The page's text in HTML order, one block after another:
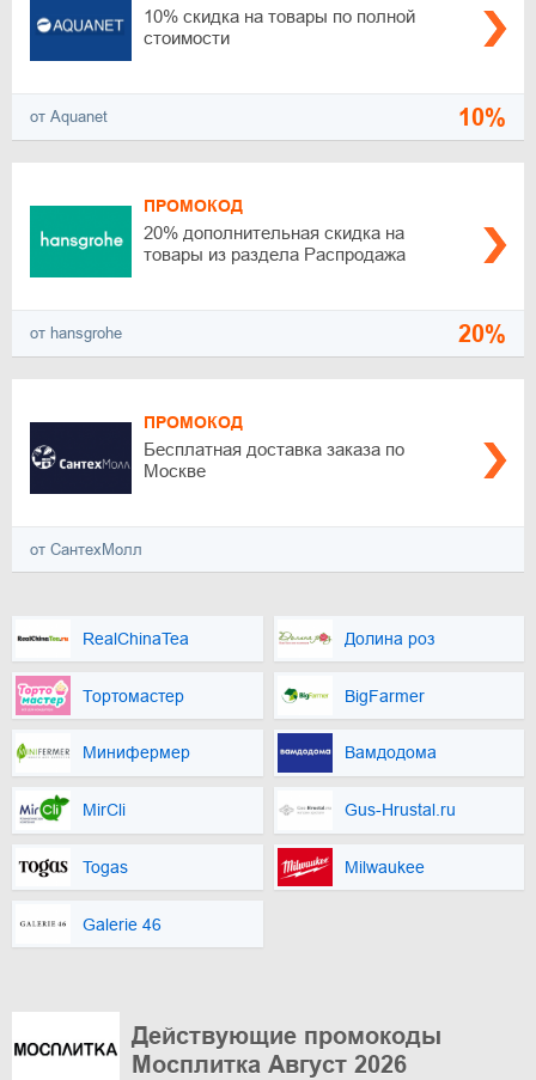
10% скидка на товары по полной
стоимости
от Aquanet 10%
ПРОМОКОД
20% дополнительная скидка на
товары из раздела Распродажа
от hansgrohe 20%
ПРОМОКОД
Бесплатная доставка заказа по
Москве
от СантехМолл
RealChinaTea Долина роз
Тортомастер BigFarmer
Минифермер Вамдодома
MirCli Gus-Hrustal.ru
Togas Milwaukee
Galerie 46
Действующие промокоды
Мосплитка Август 2026